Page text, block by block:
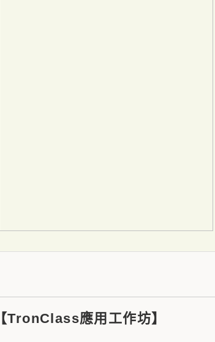
【TronClass應用工作坊】